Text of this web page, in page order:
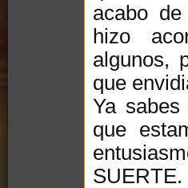
acabo
hizo
algunos,
que
Ya
que
SUERTE.